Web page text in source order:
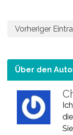
Vorheriger
Über den